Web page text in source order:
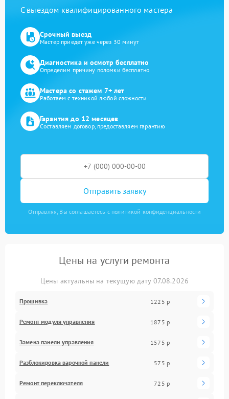
С выездом квалифицированного мастера
Срочный выезд
Мастер приедет уже через 30 минут
Диагностика и осмотр бесплатно
Определим причину поломки бесплатно
Мастера со стажем 7+ лет
Работаем с техникой любой сложности
Гарантия до 12 месяцев
Составляем договор, предоставляем гарантию
Отправить заявку
Отправляя, Вы соглашаетесь с политикой конфиденциальности
Цены на услуги ремонта
Цены актуальны на текущую дату 07.08.2026
Прошивка 1225 р
Ремонт модуля управления 1875 р
Замена панели управления 1575 р
Разблокировка варочной панели 575 р
Ремонт переключателя 725 р